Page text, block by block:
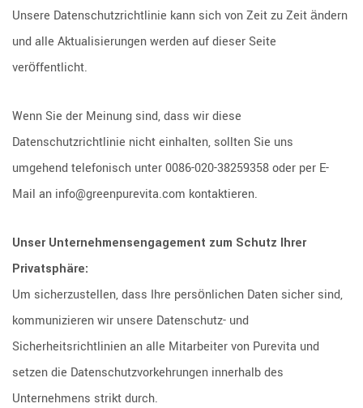
Unsere Datenschutzrichtlinie kann sich von Zeit zu Zeit ändern
und alle Aktualisierungen werden auf dieser Seite
veröffentlicht.
Wenn Sie der Meinung sind, dass wir diese
Datenschutzrichtlinie nicht einhalten, sollten Sie uns
umgehend telefonisch unter 0086-020-38259358 oder per E-
Mail an info@greenpurevita.com kontaktieren.
Unser Unternehmensengagement zum Schutz Ihrer
Privatsphäre:
Um sicherzustellen, dass Ihre persönlichen Daten sicher sind,
kommunizieren wir unsere Datenschutz- und
Sicherheitsrichtlinien an alle Mitarbeiter von Purevita und
setzen die Datenschutzvorkehrungen innerhalb des
Unternehmens strikt durch.